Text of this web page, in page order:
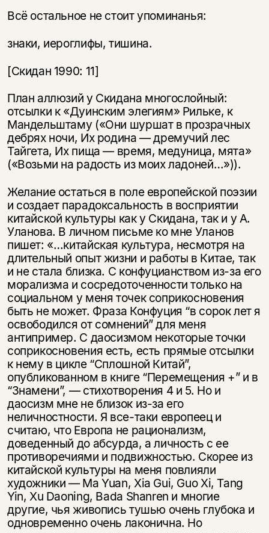
Всё остальное не стоит упоминанья:
знаки, иероглифы, тишина.
[Скидан 1990: 11]
План аллюзий у Скидана многослойный:
отсылки к «Дуинским элегиям» Рильке, к
Мандельштаму («Они шуршат в прозрачных
дебрях ночи, Их родина — дремучий лес
Тайгета, Их пища — время, медуница, мята»
(«Возьми на радость из моих ладоней…»)).
Желание остаться в поле европейской поэзии
и создает парадоксальность в восприятии
китайской культуры как у Скидана, так и у А.
Уланова. В личном письме ко мне Уланов
пишет: «…китайская культура, несмотря на
длительный опыт жизни и работы в Китае, так
и не стала близка. С конфуцианством из-за его
морализма и сосредоточенности только на
социальном у меня точек соприкосновения
быть не может. Фраза Конфуция “в сорок лет я
освободился от сомнений” для меня
антипример. С даосизмом некоторые точки
соприкосновения есть, есть прямые отсылки
к нему в цикле “Сплошной Китай”,
опубликованном в книге “Перемещения +” и в
“Знамени”, — стихотворения 4 и 5. Но и
даосизм мне не близок из-за его
неличностности. Я все-таки европеец и
считаю, что Европа не рационализм,
доведенный до абсурда, а личность с ее
противоречиями и подвижностью. Скорее из
китайской культуры на меня повлияли
художники — Ma Yuan, Xia Gui, Guo Xi, Tang
Yin, Xu Daoning, Bada Shanren и многие
другие, чья живопись тушью очень глубока и
одновременно очень лаконична. Но